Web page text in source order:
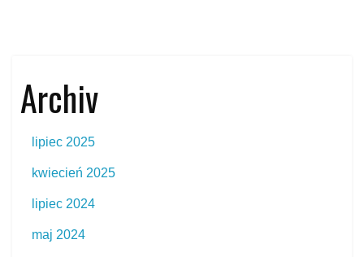
Archiv
lipiec 2025
kwiecień 2025
lipiec 2024
maj 2024